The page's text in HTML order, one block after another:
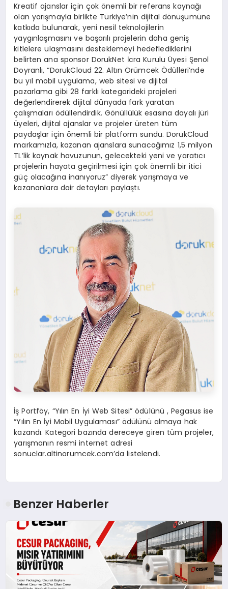
Kreatif ajanslar için çok önemli bir referans kaynağı
olan yarışmayla birlikte Türkiye’nin dijital dönüşümüne
katkıda bulunarak, yeni nesil teknolojilerin
yaygınlaşmasını ve başarılı projelerin daha geniş
kitlelere ulaşmasını desteklemeyi hedeflediklerini
belirten ana sponsor DorukNet İcra Kurulu Üyesi Şenol
Doyranlı, “DorukCloud 22. Altın Örümcek Ödülleri’nde
bu yıl mobil uygulama, web sitesi ve dijital
pazarlama gibi 28 farklı kategorideki projeleri
değerlendirerek dijital dünyada fark yaratan
çalışmaları ödüllendirdik. Gönüllülük esasına dayalı jüri
üyeleri, dijital ajanslar ve projeler üreten tüm
paydaşlar için önemli bir platform sundu. DorukCloud
markamızla, kazanan ajanslara sunacağımız 1,5 milyon
TL’lik kaynak havuzunun, gelecekteki yeni ve yaratıcı
projelerin hayata geçirilmesi için çok önemli bir itici
güç olacağına inanıyoruz” diyerek yarışmaya ve
kazananlara dair detayları paylaştı.
İş Portföy, “Yılın En İyi Web Sitesi” ödülünü , Pegasus ise
“Yılın En İyi Mobil Uygulaması” ödülünü almaya hak
kazandı. Kategori bazında dereceye giren tüm projeler,
yarışmanın resmi internet adresi
sonuclar.altinorumcek.com’da listelendi.
Benzer Haberler